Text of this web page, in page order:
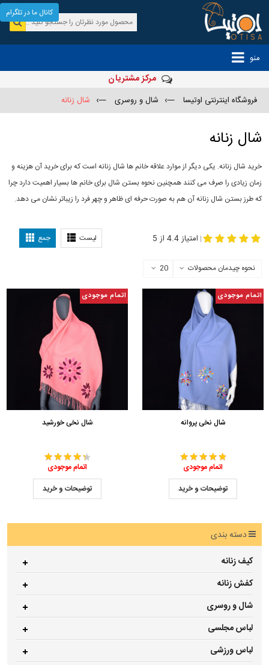
منو
مرکز مشتریان
فروشگاه اینترنتی اوتیسا —› شال و روسری —› شال زنانه
شال زنانه
خرید شال زنانه. یکی دیگر از موارد علاقه خانم ها شال زنانه است که برای خرید آن هزینه و
زمان زیادی را صرف می کنند همچنین نحوه بستن شال برای خانم ها بسیار اهمیت دارد چرا
که طرز بستن شال زنانه آن هم به صورت حرفه ای ظاهر و چهر فرد را زیباتر نشان می دهد.
لیست جمع | امتیاز 4.4 از 5
نحوه چیدمان محصولات 20
اتمام موجودی
شال نخی پروانه
اتمام موجودی
توضیحات و خرید
اتمام موجودی
شال نخی خورشید
اتمام موجودی
توضیحات و خرید
دسته بندی
کیف زنانه
کفش زنانه
شال و روسری
لباس مجلسی
لباس ورزشی
کانال ما در تلگرام